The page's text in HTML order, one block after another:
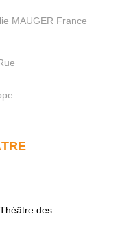
MAUGER France
Théâtre des